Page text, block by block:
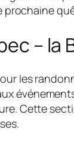
prochaine
–
les
Cette